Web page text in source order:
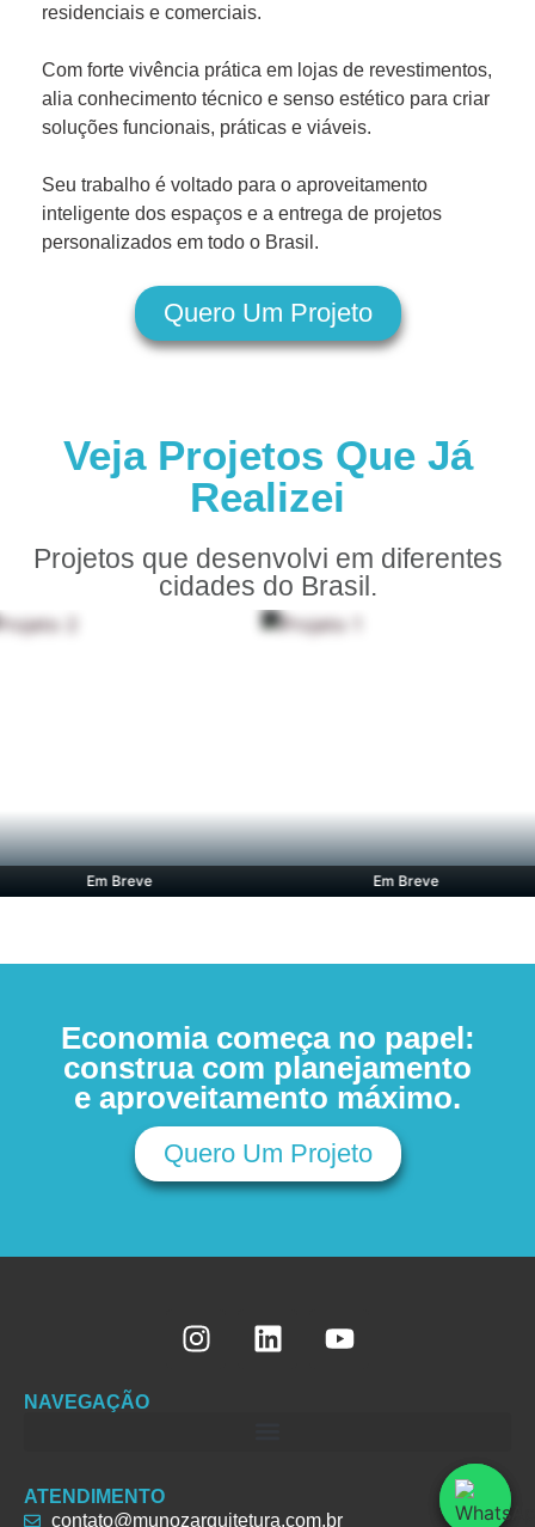
residenciais e comerciais.
Com forte vivência prática em lojas de revestimentos,
alia conhecimento técnico e senso estético para criar
soluções funcionais, práticas e viáveis.
Seu trabalho é voltado para o aproveitamento
inteligente dos espaços e a entrega de projetos
personalizados em todo o Brasil.
Quero Um Projeto
Veja Projetos Que Já
Realizei
Projetos que desenvolvi em diferentes
cidades do Brasil.
Em Breve Em Breve
Economia começa no papel:
construa com planejamento
e aproveitamento máximo.
Quero Um Projeto
NAVEGAÇÃO
ATENDIMENTO
contato@munozarquitetura.com.br